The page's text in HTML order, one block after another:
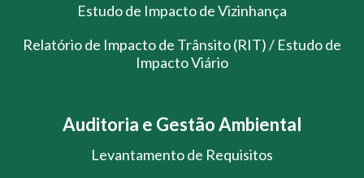
Estudo de Impacto de Vizinhança
Relatório de Impacto de Trânsito (RIT) / Estudo de
Impacto Viário
Auditoria e Gestão Ambiental
Levantamento de Requisitos